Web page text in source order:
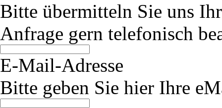
Bitte übermitteln Sie uns
Anfrage gern telefonisch
E-Mail-Adresse
Bitte geben Sie hier Ihre